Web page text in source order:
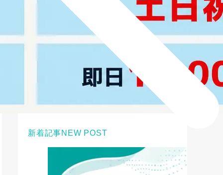
新着記事NEW POST